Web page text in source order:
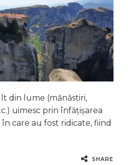
din lume (mănăstiri,
uimesc prin înfățișarea
care au fost ridicate, fiind
SHARE